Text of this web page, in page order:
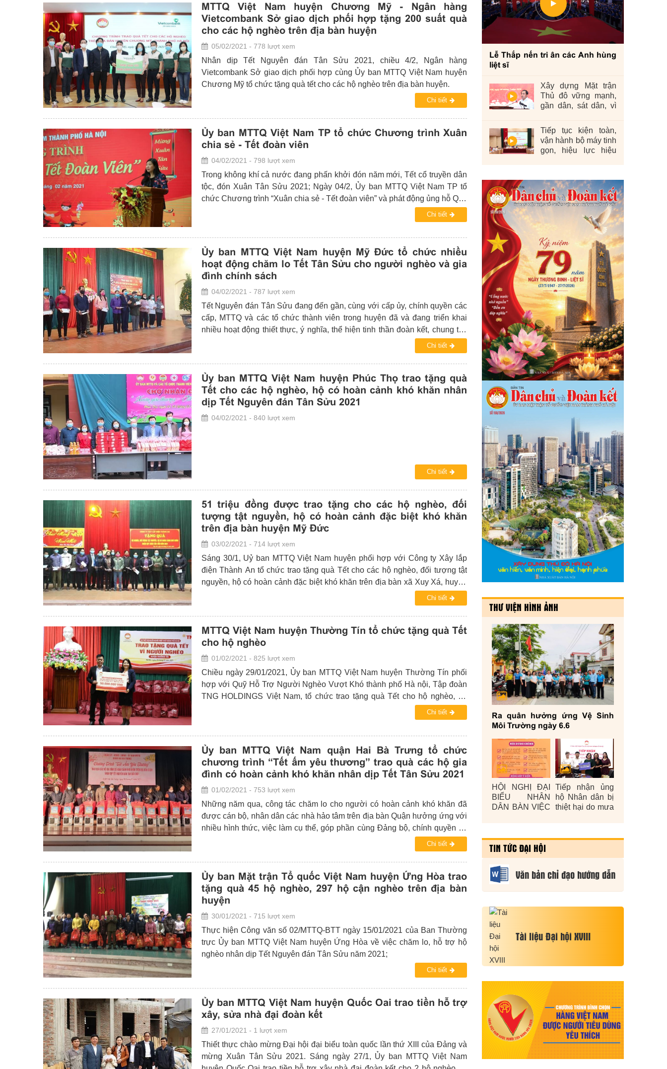
MTTQ Việt Nam huyện Chương Mỹ - Ngân hàng
Vietcombank Sở giao dịch phối hợp tặng 200 suất quà
cho các hộ nghèo trên địa bàn huyện
05/02/2021 - 778 lượt xem
Nhân dịp Tết Nguyên đán Tân Sửu 2021, chiều 4/2, Ngân hàng
Vietcombank Sở giao dịch phối hợp cùng Ủy ban MTTQ Việt Nam huyện
Chương Mỹ tổ chức tặng quà tết cho các hộ nghèo trên địa bàn huyện.
Chi tiết
Ủy ban MTTQ Việt Nam TP tổ chức Chương trình Xuân
chia sẻ - Tết đoàn viên
04/02/2021 - 798 lượt xem
Trong không khí cả nước đang phấn khởi đón năm mới, Tết cổ truyền dân
tộc, đón Xuân Tân Sửu 2021; Ngày 04/2, Ủy ban MTTQ Việt Nam TP tổ
chức Chương trình “Xuân chia sẻ - Tết đoàn viên” và phát động ủng hỗ Quỹ
“Vì biển, đảo Việt Nam” năm 2021. Tham dự chương trình về phía Ủy ban
MTTQ Việt Nam TP cócác đồng chí: Nguyễn Lan Hương, UVBTV Thành
trực Ủy ban MTTQ Việt Nam TP, Đàm Văn Huân, Nguyễn Sỹ Trường –
PCT Ủy ban MTTQ Việt Nam TP; về lãnh đạo các Ban Đảng TP có đồng
chí Nguyễn Kim Hoàng, Phó Trưởng Ban Thường trực Ban Dân vận Thành
ủy.
Chi tiết
Ủy ban MTTQ Việt Nam huyện Mỹ Đức tổ chức nhiều
hoạt động chăm lo Tết Tân Sửu cho người nghèo và gia
đình chính sách
04/02/2021 - 787 lượt xem
Tết Nguyên đán Tân Sửu đang đến gần, cùng với cấp ủy, chính quyền các
cấp, MTTQ và các tổ chức thành viên trong huyện đã và đang triển khai
nhiều hoạt động thiết thực, ý nghĩa, thể hiện tinh thần đoàn kết, chung tay
chăm lo, hỗ trợ, động viên các hộ nghèo, hộ gia đình chính sách đón Tết
Chi tiết
Ủy ban MTTQ Việt Nam huyện Phúc Thọ trao tặng quà
Tết cho các hộ nghèo, hộ có hoàn cảnh khó khăn nhân
dịp Tết Nguyên đán Tân Sửu 2021
04/02/2021 - 840 lượt xem
Chi tiết
51 triệu đồng được trao tặng cho các hộ nghèo, đối
tượng tật nguyền, hộ có hoàn cảnh đặc biệt khó khăn
trên địa bàn huyện Mỹ Đức
03/02/2021 - 714 lượt xem
Sáng 30/1, Uỷ ban MTTQ Việt Nam huyện phối hợp với Công ty Xây lắp
điện Thành An tổ chức trao tặng quà Tết cho các hộ nghèo, đối tượng tật
nguyền, hộ có hoàn cảnh đặc biệt khó khăn trên địa bàn xã Xuy Xá, huyện
Chi tiết
MTTQ Việt Nam huyện Thường Tín tổ chức tặng quà Tết
cho hộ nghèo
01/02/2021 - 825 lượt xem
Chiều ngày 29/01/2021, Ủy ban MTTQ Việt Nam huyện Thường Tín phối
hợp với Quỹ Hỗ Trợ Người Nghèo Vượt Khó thành phố Hà nội, Tập đoàn
TNG HOLDINGS Việt Nam, tổ chức trao tặng quà Tết cho hộ nghèo, hộ
Chi tiết
Ủy ban MTTQ Việt Nam quận Hai Bà Trưng tổ chức
chương trình “Tết ấm yêu thương” trao quà các hộ gia
đình có hoàn cảnh khó khăn nhân dịp Tết Tân Sửu 2021
01/02/2021 - 753 lượt xem
Những năm qua, công tác chăm lo cho người có hoàn cảnh khó khăn đã
được cán bộ, nhân dân các nhà hảo tâm trên địa bàn Quận hưởng ứng với
nhiều hình thức, việc làm cụ thể, góp phần cùng Đảng bộ, chính quyền và
nhân dân quận Hai Bà Trưng tạo thêm nguồn lực để động viên giúp đỡ các
Chi tiết
Ủy ban Mặt trận Tổ quốc Việt Nam huyện Ứng Hòa trao
tặng quà 45 hộ nghèo, 297 hộ cận nghèo trên địa bàn
huyện
30/01/2021 - 715 lượt xem
Thực hiện Công văn số 02/MTTQ-BTT ngày 15/01/2021 của Ban Thường
trực Ủy ban MTTQ Việt Nam huyện Ứng Hòa về việc chăm lo, hỗ trợ hộ
nghèo nhân dịp Tết Nguyên đán Tân Sửu năm 2021;
Chi tiết
Ủy ban MTTQ Việt Nam huyện Quốc Oai trao tiền hỗ trợ
xây, sửa nhà đại đoàn kết
27/01/2021 - 1 lượt xem
Thiết thực chào mừng Đại hội đại biểu toàn quốc lần thứ XIII của Đảng và
mừng Xuân Tân Sửu 2021. Sáng ngày 27/1, Ủy ban MTTQ Việt Nam
Lễ Thắp nến tri ân các Anh hùng
liệt sĩ
Xây dựng Mặt trận
Thủ đô vững mạnh,
gần dân, sát dân, vì
Tiếp tục kiện toàn,
vận hành bộ máy tinh
gọn, hiệu lực hiệu
THƯ VIỆN HÌNH ẢNH
Ra quân hưởng ứng Vệ Sinh
Môi Trường ngày 6.6
HỘI NGHỊ ĐẠI
BIỂU NHÂN
DÂN BÀN VIỆC
VĂN HÓA Ở
CƠ SỞ NĂM
2026
Tiếp nhận ủng
hộ Nhân dân bị
thiệt hại do mưa
TIN TỨC ĐẠI HỘI
Văn bản chỉ đạo hướng dẫn
Tài liệu Đại hội XVIII